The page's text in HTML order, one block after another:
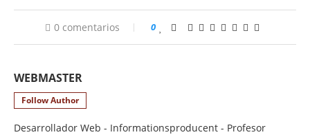
0 comentarios 0
WEBMASTER
Follow Author
Desarrollador Web - Informationsproducent - Profesor